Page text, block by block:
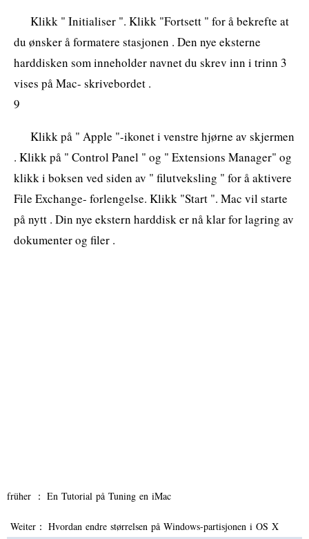
Klikk " Initialiser ". Klikk "Fortsett " for å bekrefte at
du ønsker å formatere stasjonen . Den nye eksterne
harddisken som inneholder navnet du skrev inn i trinn 3
vises på Mac- skrivebordet .
9
Klikk på " Apple "-ikonet i venstre hjørne av skjermen
. Klikk på " Control Panel " og " Extensions Manager" og
klikk i boksen ved siden av " filutveksling " for å aktivere
File Exchange- forlengelse. Klikk "Start ". Mac vil starte
på nytt . Din nye ekstern harddisk er nå klar for lagring av
dokumenter og filer .
früher ： En Tutorial på Tuning en iMac
Weiter： Hvordan endre størrelsen på Windows-partisjonen i OS X